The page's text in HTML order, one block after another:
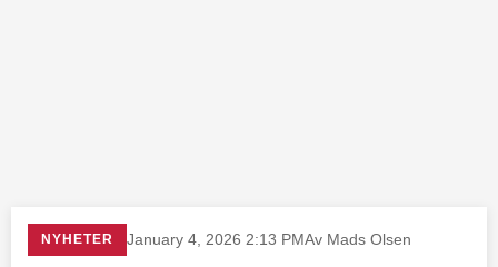
NYHETER January 4, 2026 2:13 PMAv Mads Olsen